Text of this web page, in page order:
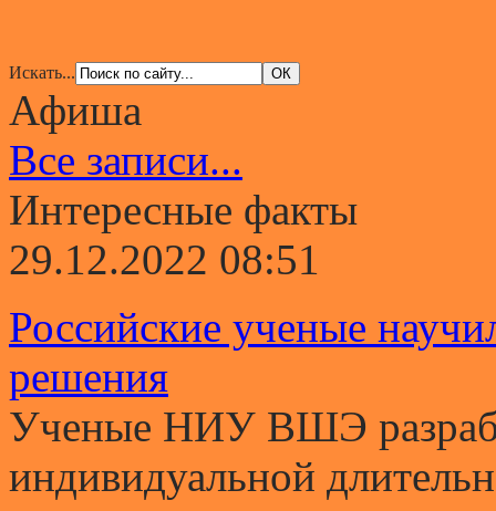
Искать...
Афиша
Все записи...
Интересные факты
29.12.2022 08:51
Российские ученые
решения
Ученые НИУ ВШЭ
индивидуальной